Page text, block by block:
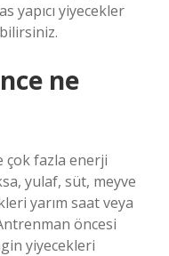
yapıcı yiyecekler
ne
çok fazla enerji
yulaf, süt, meyve
yarım saat veya
öncesi
yiyecekleri